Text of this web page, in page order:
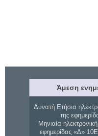
Άμεση
Δυνατή Ετήσια
της
Μηνιαία
εφημερίδας «Δ»